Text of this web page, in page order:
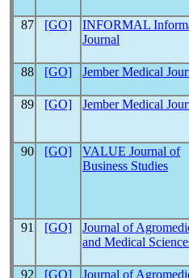
87 [GO]
INFORMAL
Journal
88
[GO] Jember Medical
89
[GO] Jember Medical
90
[GO]
VALUE Journal of
Business Studies
91 [GO]
Journal of
and Medical
92
[GO]
Journal of